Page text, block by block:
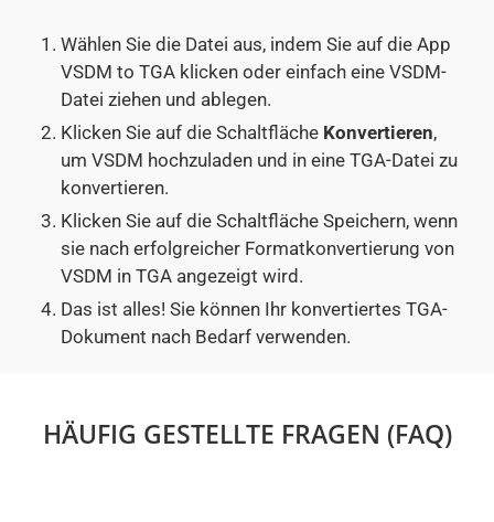
Wählen Sie die Datei aus, indem Sie auf die App
VSDM to TGA klicken oder einfach eine VSDM-
Datei ziehen und ablegen.
Klicken Sie auf die Schaltfläche Konvertieren,
um VSDM hochzuladen und in eine TGA-Datei zu
konvertieren.
Klicken Sie auf die Schaltfläche Speichern, wenn
sie nach erfolgreicher Formatkonvertierung von
VSDM in TGA angezeigt wird.
Das ist alles! Sie können Ihr konvertiertes TGA-
Dokument nach Bedarf verwenden.
HÄUFIG GESTELLTE FRAGEN (FAQ)